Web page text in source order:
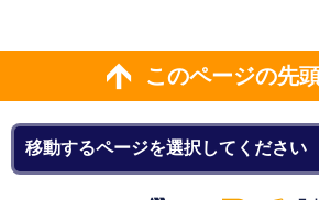
このページの先